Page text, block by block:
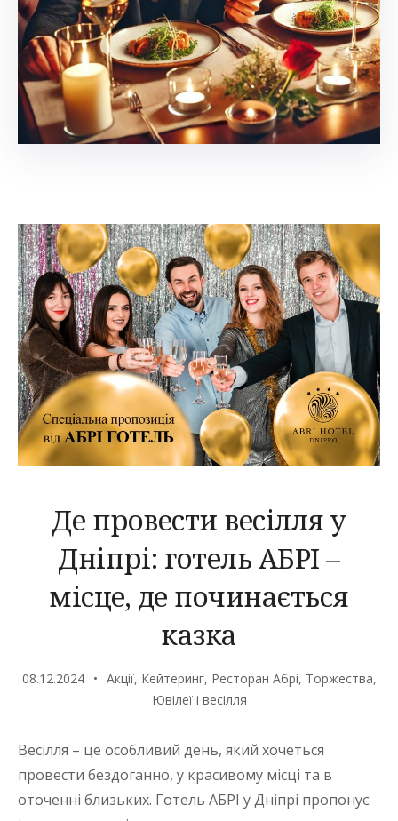
Де провести весілля у
Дніпрі: готель АБРІ –
місце, де починається
казка
08.12.2024 Акції, Кейтеринг, Ресторан Абрі, Торжества,
Ювілеї і весілля
Весілля – це особливий день, який хочеться
провести бездоганно, у красивому місці та в
оточенні близьких. Готель АБРІ у Дніпрі пропонує